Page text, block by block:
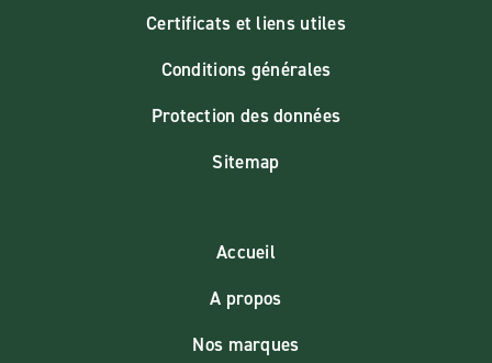
Certificats et liens utiles
Conditions générales
Protection des données
Sitemap
Accueil
A propos
Nos marques